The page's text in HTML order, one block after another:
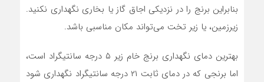
بنابراین برنج را در نزدیکی اجاق گاز یا بخاری نگهداری نکنید.
زیرزمین، یا زیر تخت می‌تواند مکان مناسبی باشد.
بهترین دمای نگهداری برنج خام زیر ۵ درجه سانتیگراد است،
اما برنجی که در دمای ثابت ۲۱ درجه سانتیگراد نگهداری شود